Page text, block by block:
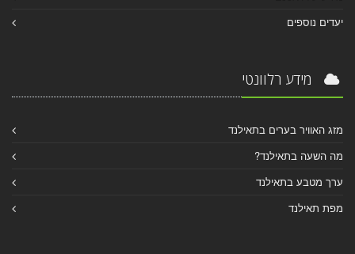
יעדים נוספים
מידע רלוונטי
מזג האוויר בערים בתאילנד
מה השעה בתאילנד?
ערך מטבע בתאילנד
מפת תאילנד